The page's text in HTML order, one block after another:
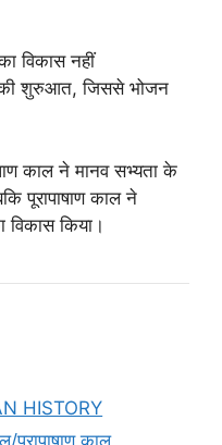
विकास नहीं
शुरुआत, जिससे भोजन
काल ने मानव सभ्यता के
पूरापाषाण काल ने
किया।
HISTORY
पूरापाषाण काल